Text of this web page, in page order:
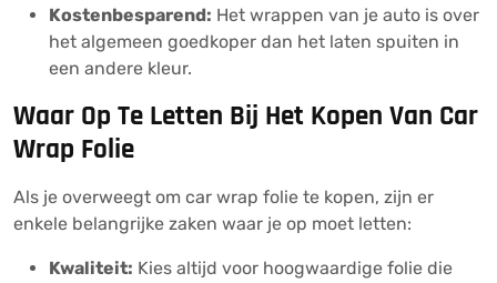
Kostenbesparend: Het wrappen van je auto is over
het algemeen goedkoper dan het laten spuiten in
een andere kleur.
Waar Op Te Letten Bij Het Kopen Van Car
Wrap Folie
Als je overweegt om car wrap folie te kopen, zijn er
enkele belangrijke zaken waar je op moet letten:
Kwaliteit: Kies altijd voor hoogwaardige folie die